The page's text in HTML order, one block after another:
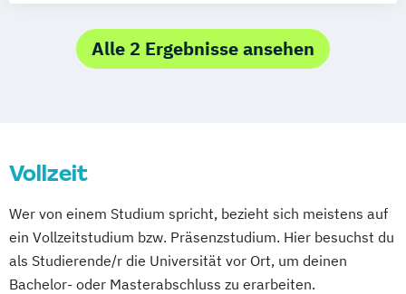
Alle 2 Ergebnisse ansehen
Vollzeit
Wer von einem Studium spricht, bezieht sich meistens auf
ein Vollzeitstudium bzw. Präsenzstudium. Hier besuchst du
als Studierende/r die Universität vor Ort, um deinen
Bachelor- oder Masterabschluss zu erarbeiten.